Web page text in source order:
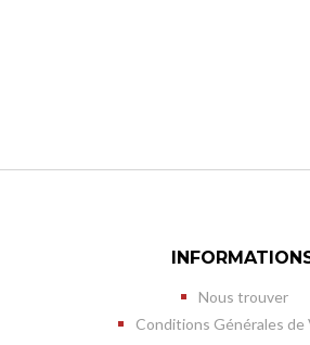
Nous trouver
Conditions Générales de